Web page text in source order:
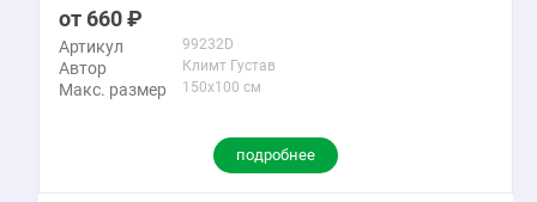
660
Артикул 99232D
Автор Климт Густав
Макс. размер 150x100 см
подробнее